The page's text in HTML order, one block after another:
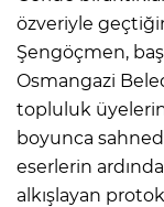
özveriyle
Şengöçmen,
Osmangazi
topluluk
boyunca
eserlerin
alkışlayan